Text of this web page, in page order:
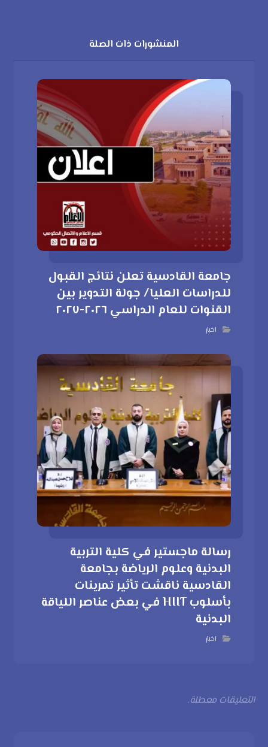
المنشورات ذات الصلة
جامعة القادسية تعلن نتائج القبول
للدراسات العليا/ جولة التدوير بين
القنوات للعام الدراسي ٢٠٢٦-٢٠٢٧
اخبار
رسالة ماجستير في كلية التربية
البدنية وعلوم الرياضة بجامعة
القادسية ناقشت تأثير تمرينات
بأسلوب HIIT في بعض عناصر اللياقة
البدنية
اخبار
التعليقات معطلة.